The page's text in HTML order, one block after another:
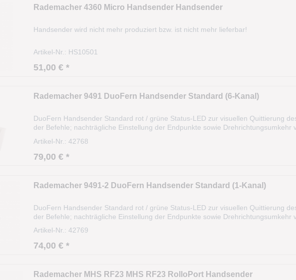
Rademacher 4360 Micro Handsender Handsender
Handsender wird nicht mehr produziert bzw. ist nicht mehr lieferbar!
Artikel-Nr.: HS10501
51,00 € *
Rademacher 9491 DuoFern Handsender Standard (6-Kanal)
DuoFern Handsender Standard rot / grüne Status-LED zur visuellen Quittierung
der Befehle; nachträgliche Einstellung der Endpunkte sowie Drehrichtungsumkehr
Artikel-Nr.: 42768
79,00 € *
Rademacher 9491-2 DuoFern Handsender Standard (1-Kanal)
DuoFern Handsender Standard rot / grüne Status-LED zur visuellen Quittierung
der Befehle; nachträgliche Einstellung der Endpunkte sowie Drehrichtungsumkehr
Artikel-Nr.: 42769
74,00 € *
Rademacher MHS RF23 MHS RF23 RolloPort Handsender